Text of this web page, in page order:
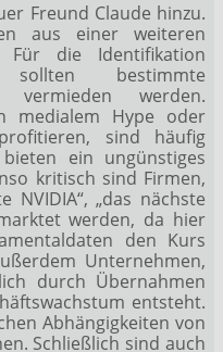
Freund Claude hinzu.
aus einer weiteren
Für die Identifikation
sollten bestimmte
vermieden werden.
medialem Hype oder
sind häufig
ein ungünstiges
kritisch sind Firmen,
„das nächste
werden, da hier
den Kurs
Unternehmen,
durch Übernahmen
entsteht.
Abhängigkeiten von
Schließlich sind auch